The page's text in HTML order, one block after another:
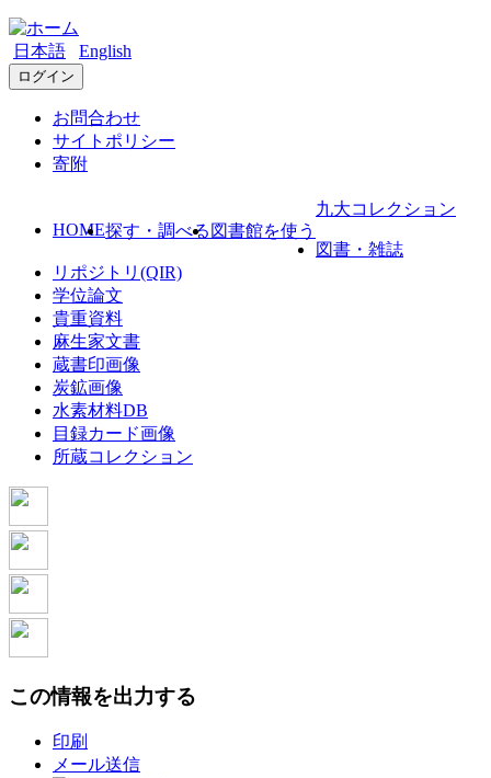
日本語 English
ログイン
お問合わせ
サイトポリシー
寄附
HOME探す・調べる 図書館を使う
九大コレクション
図書・雑誌
リポジトリ(QIR)
学位論文
貴重資料
麻生家文書
蔵書印画像
炭鉱画像
水素材料DB
目録カード画像
所蔵コレクション
この情報を出力する
印刷
メール送信